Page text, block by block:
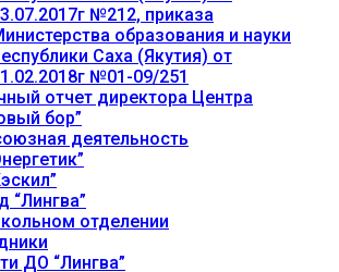
№212, приказа
образования и науки
Саха (Якутия) от
№01-09/251
отчет директора Центра
бор”
деятельность
“Лингва”
отделении
ДО “Лингва”